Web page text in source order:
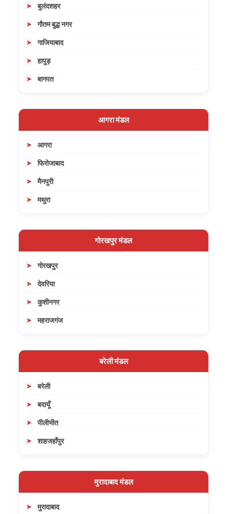
बुलंदशहर
गौतम बुद्ध नगर
गाजियाबाद
हापुड़
बागपत
आगरा मंडल
आगरा
फिरोजाबाद
मैनपुरी
मथुरा
गोरखपुर मंडल
गोरखपुर
देवरिया
कुशीनगर
महराजगंज
बरेली मंडल
बरेली
बदायूँ
पीलीभीत
शाहजहाँपुर
मुरादाबाद मंडल
मुरादाबाद